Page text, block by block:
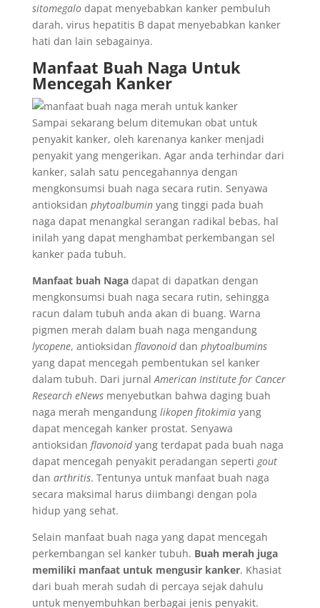
sitomegalodapat menyebabkan kanker pembuluh
darah, virus hepatitis B dapat menyebabkan kanker
hati dan lain sebagainya.
Manfaat Buah Naga Untuk
Mencegah Kanker
Sampai sekarang belum ditemukan obat untuk
penyakit kanker, oleh karenanya kanker menjadi
penyakit yang mengerikan. Agar anda terhindar dari
kanker, salah satu pencegahannya dengan
mengkonsumsi buah naga secara rutin. Senyawa
antioksidan phytoalbuminyang tinggi pada buah
naga dapat menangkal serangan radikal bebas, hal
inilah yang dapat menghambat perkembangan sel
kanker pada tubuh.
Manfaat buah Nagadapat di dapatkan dengan
mengkonsumsi buah naga secara rutin, sehingga
racun dalam tubuh anda akan di buang. Warna
pigmen merah dalam buah naga mengandung
lycopene, antioksidan flavonoiddan phytoalbumins
yang dapat mencegah pembentukan sel kanker
dalam tubuh. Dari jurnalAmerican Institute for Cancer
Research eNewsmenyebutkan bahwa daging buah
naga merah mengandung likopen fitokimiayang
dapat mencegah kanker prostat. Senyawa
antioksidan flavonoidyang terdapat pada buah naga
dapat mencegah penyakit peradangan seperti gout
dan arthritis. Tentunya untuk manfaat buah naga
secara maksimal harus diimbangi dengan pola
hidup yang sehat.
Selain manfaat buah naga yang dapat mencegah
perkembangan sel kanker tubuh. Buah merah juga
memiliki manfaat untuk mengusir kanker. Khasiat
dari buah merah sudah di percaya sejak dahulu
untuk menyembuhkan berbagai jenis penyakit.